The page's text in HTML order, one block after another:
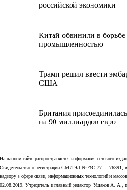
российской экономики
Китай обвинили в борьбе
промышленностью
Трамп решил ввести
США
Британия
на 90 миллиардов евро
На данном сайте распространяется информация сетевого
Свидетельство о регистрации СМИ ЭЛ № ФС 77 — 76391,
надзору в сфере связи, информационных технологий и
02.08.2019. Учредитель и главный редактор: Ушаков А. А.,